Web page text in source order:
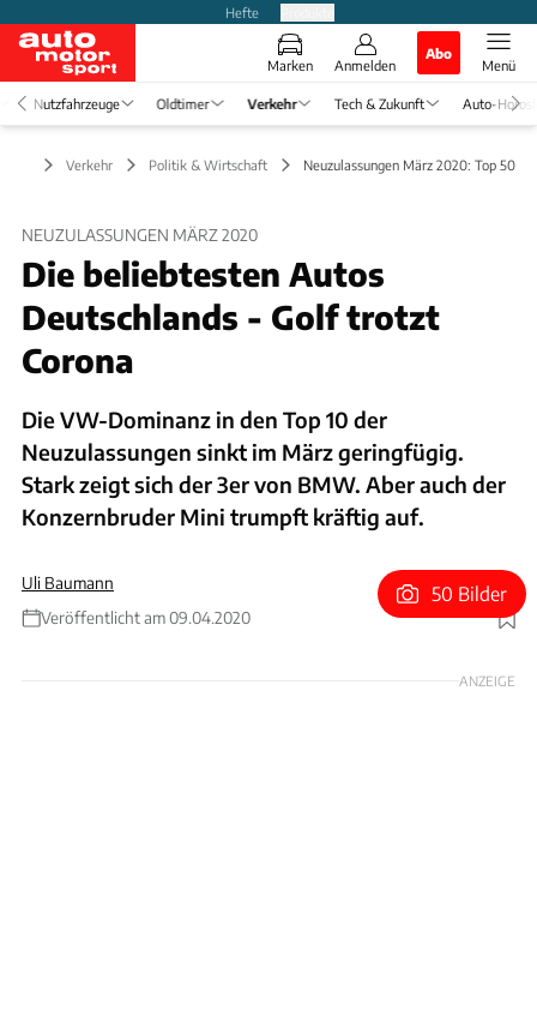
Hefte
Marken Anmelden
Abo
Menü
Nutzfahrzeuge Oldtimer Verkehr Tech & Zukunft Auto-
Verkehr Politik & Wirtschaft Neuzulassungen März 2020: Top 50
NEUZULASSUNGEN MÄRZ 2020
Die beliebtesten Autos
Deutschlands - Golf trotzt
Corona
Die VW-Dominanz in den Top 10 der
Neuzulassungen sinkt im März geringfügig.
Stark zeigt sich der 3er von BMW. Aber auch der
Konzernbruder Mini trumpft kräftig auf.
Uli Baumann
Veröffentlicht am 09.04.2020
Foto: Achim Hartmann
50 Bilder
ANZEIGE